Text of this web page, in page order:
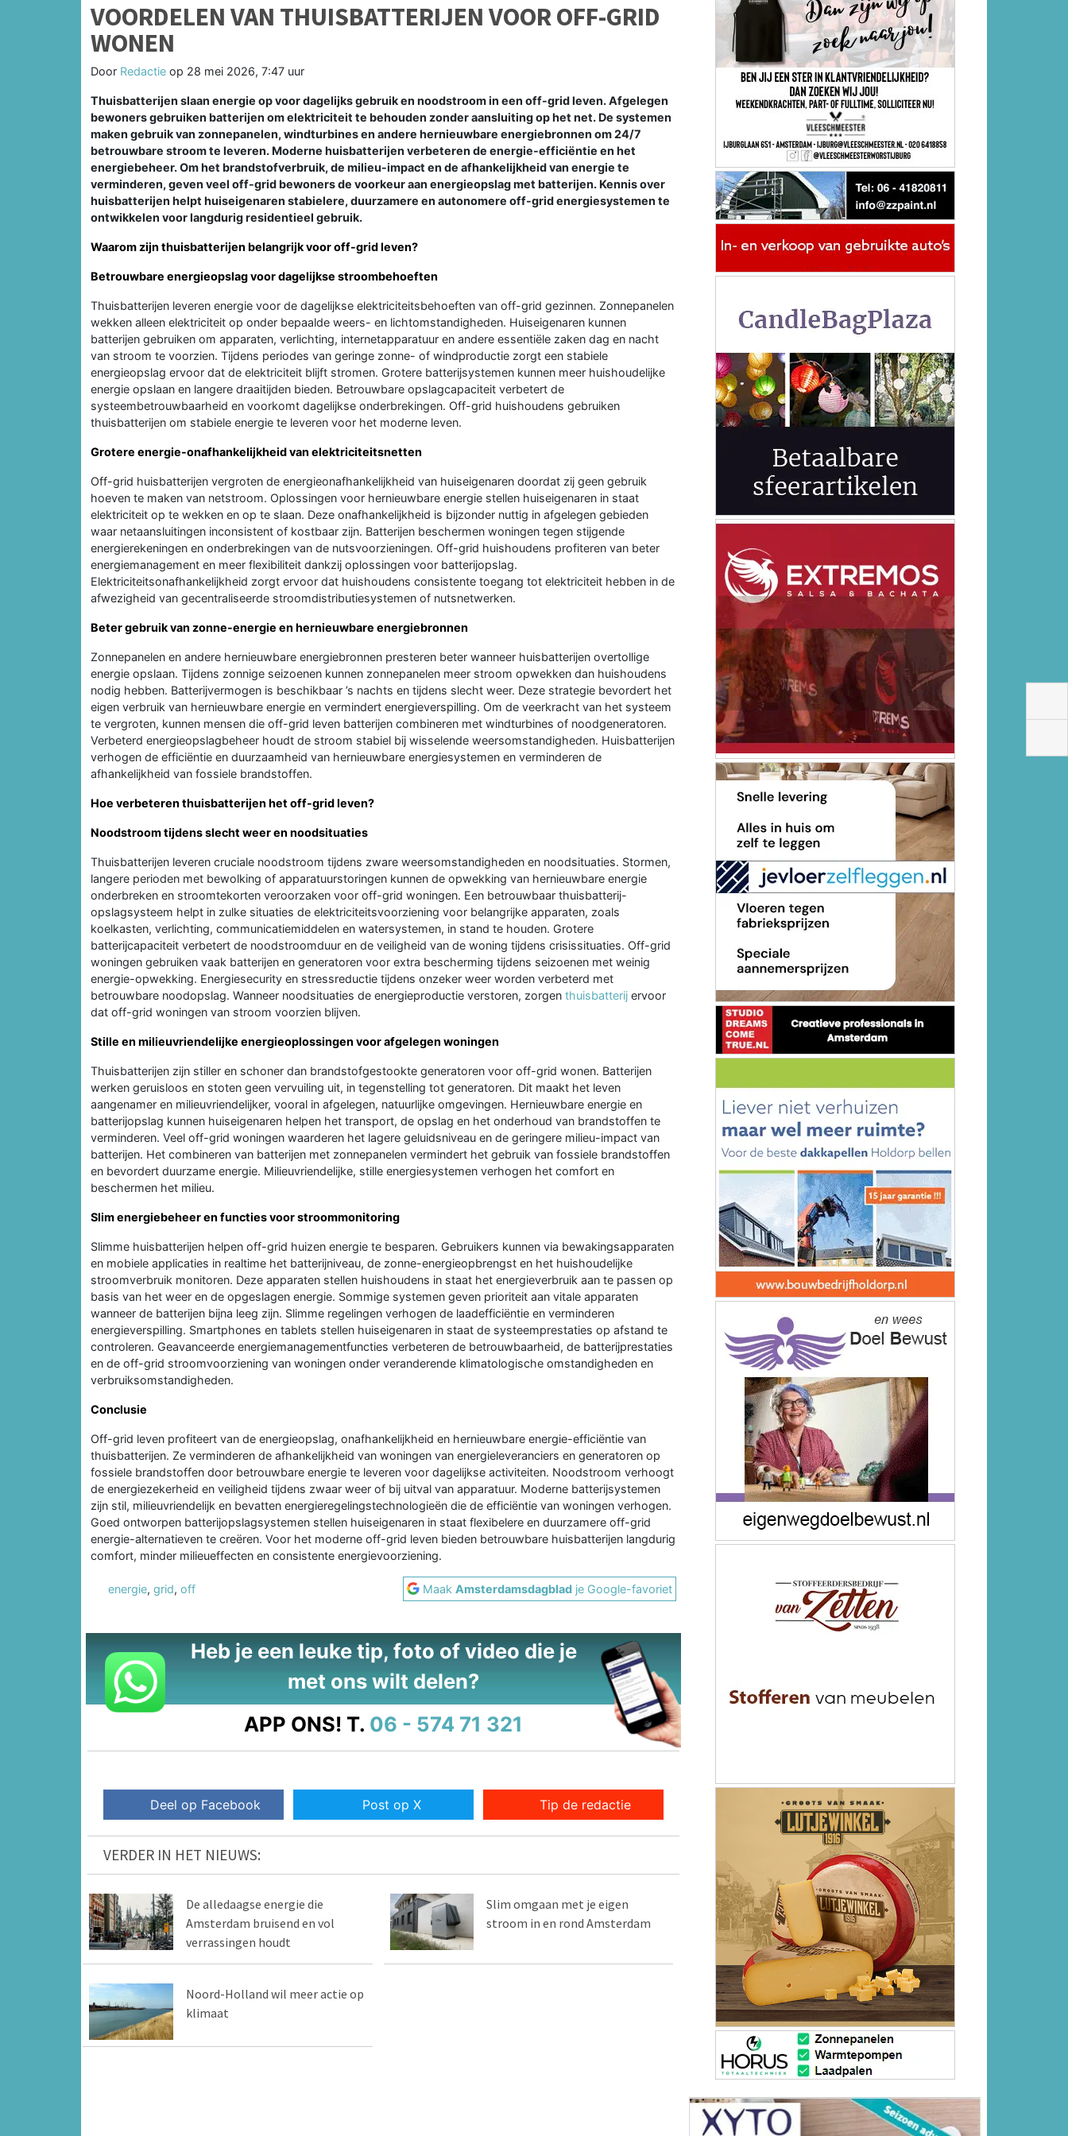
VOORDELEN VAN THUISBATTERIJEN VOOR OFF-GRID
WONEN
Door Redactie op 28 mei 2026, 7:47 uur
Thuisbatterijen slaan energie op voor dagelijks gebruik en noodstroom in een off-grid leven. Afgelegen
bewoners gebruiken batterijen om elektriciteit te behouden zonder aansluiting op het net. De systemen
maken gebruik van zonnepanelen, windturbines en andere hernieuwbare energiebronnen om 24/7
betrouwbare stroom te leveren. Moderne huisbatterijen verbeteren de energie-efficiëntie en het
energiebeheer. Om het brandstofverbruik, de milieu-impact en de afhankelijkheid van energie te
verminderen, geven veel off-grid bewoners de voorkeur aan energieopslag met batterijen. Kennis over
huisbatterijen helpt huiseigenaren stabielere, duurzamere en autonomere off-grid energiesystemen te
ontwikkelen voor langdurig residentieel gebruik.
Waarom zijn thuisbatterijen belangrijk voor off-grid leven?
Betrouwbare energieopslag voor dagelijkse stroombehoeften
Thuisbatterijen leveren energie voor de dagelijkse elektriciteitsbehoeften van off-grid gezinnen. Zonnepanelen
wekken alleen elektriciteit op onder bepaalde weers- en lichtomstandigheden. Huiseigenaren kunnen
batterijen gebruiken om apparaten, verlichting, internetapparatuur en andere essentiële zaken dag en nacht
van stroom te voorzien. Tijdens periodes van geringe zonne- of windproductie zorgt een stabiele
energieopslag ervoor dat de elektriciteit blijft stromen. Grotere batterijsystemen kunnen meer huishoudelijke
energie opslaan en langere draaitijden bieden. Betrouwbare opslagcapaciteit verbetert de
systeembetrouwbaarheid en voorkomt dagelijkse onderbrekingen. Off-grid huishoudens gebruiken
thuisbatterijen om stabiele energie te leveren voor het moderne leven.
Grotere energie-onafhankelijkheid van elektriciteitsnetten
Off-grid huisbatterijen vergroten de energieonafhankelijkheid van huiseigenaren doordat zij geen gebruik
hoeven te maken van netstroom. Oplossingen voor hernieuwbare energie stellen huiseigenaren in staat
elektriciteit op te wekken en op te slaan. Deze onafhankelijkheid is bijzonder nuttig in afgelegen gebieden
waar netaansluitingen inconsistent of kostbaar zijn. Batterijen beschermen woningen tegen stijgende
energierekeningen en onderbrekingen van de nutsvoorzieningen. Off-grid huishoudens profiteren van beter
energiemanagement en meer flexibiliteit dankzij oplossingen voor batterijopslag.
Elektriciteitsonafhankelijkheid zorgt ervoor dat huishoudens consistente toegang tot elektriciteit hebben in de
afwezigheid van gecentraliseerde stroomdistributiesystemen of nutsnetwerken.
Beter gebruik van zonne-energie en hernieuwbare energiebronnen
Zonnepanelen en andere hernieuwbare energiebronnen presteren beter wanneer huisbatterijen overtollige
energie opslaan. Tijdens zonnige seizoenen kunnen zonnepanelen meer stroom opwekken dan huishoudens
nodig hebben. Batterijvermogen is beschikbaar ’s nachts en tijdens slecht weer. Deze strategie bevordert het
eigen verbruik van hernieuwbare energie en vermindert energieverspilling. Om de veerkracht van het systeem
te vergroten, kunnen mensen die off-grid leven batterijen combineren met windturbines of noodgeneratoren.
Verbeterd energieopslagbeheer houdt de stroom stabiel bij wisselende weersomstandigheden. Huisbatterijen
verhogen de efficiëntie en duurzaamheid van hernieuwbare energiesystemen en verminderen de
afhankelijkheid van fossiele brandstoffen.
Hoe verbeteren thuisbatterijen het off-grid leven?
Noodstroom tijdens slecht weer en noodsituaties
Thuisbatterijen leveren cruciale noodstroom tijdens zware weersomstandigheden en noodsituaties. Stormen,
langere perioden met bewolking of apparatuurstoringen kunnen de opwekking van hernieuwbare energie
onderbreken en stroomtekorten veroorzaken voor off-grid woningen. Een betrouwbaar thuisbatterij-
opslagsysteem helpt in zulke situaties de elektriciteitsvoorziening voor belangrijke apparaten, zoals
koelkasten, verlichting, communicatiemiddelen en watersystemen, in stand te houden. Grotere
batterijcapaciteit verbetert de noodstroomduur en de veiligheid van de woning tijdens crisissituaties. Off-grid
woningen gebruiken vaak batterijen en generatoren voor extra bescherming tijdens seizoenen met weinig
energie-opwekking. Energiesecurity en stressreductie tijdens onzeker weer worden verbeterd met
betrouwbare noodopslag. Wanneer noodsituaties de energieproductie verstoren, zorgen thuisbatterij ervoor
dat off-grid woningen van stroom voorzien blijven.
Stille en milieuvriendelijke energieoplossingen voor afgelegen woningen
Thuisbatterijen zijn stiller en schoner dan brandstofgestookte generatoren voor off-grid wonen. Batterijen
werken geruisloos en stoten geen vervuiling uit, in tegenstelling tot generatoren. Dit maakt het leven
aangenamer en milieuvriendelijker, vooral in afgelegen, natuurlijke omgevingen. Hernieuwbare energie en
batterijopslag kunnen huiseigenaren helpen het transport, de opslag en het onderhoud van brandstoffen te
verminderen. Veel off-grid woningen waarderen het lagere geluidsniveau en de geringere milieu-impact van
batterijen. Het combineren van batterijen met zonnepanelen vermindert het gebruik van fossiele brandstoffen
en bevordert duurzame energie. Milieuvriendelijke, stille energiesystemen verhogen het comfort en
beschermen het milieu.
Slim energiebeheer en functies voor stroommonitoring
Slimme huisbatterijen helpen off-grid huizen energie te besparen. Gebruikers kunnen via bewakingsapparaten
en mobiele applicaties in realtime het batterijniveau, de zonne-energieopbrengst en het huishoudelijke
stroomverbruik monitoren. Deze apparaten stellen huishoudens in staat het energieverbruik aan te passen op
basis van het weer en de opgeslagen energie. Sommige systemen geven prioriteit aan vitale apparaten
wanneer de batterijen bijna leeg zijn. Slimme regelingen verhogen de laadefficiëntie en verminderen
energieverspilling. Smartphones en tablets stellen huiseigenaren in staat de systeemprestaties op afstand te
controleren. Geavanceerde energiemanagementfuncties verbeteren de betrouwbaarheid, de batterijprestaties
en de off-grid stroomvoorziening van woningen onder veranderende klimatologische omstandigheden en
verbruiksomstandigheden.
Conclusie
Off-grid leven profiteert van de energieopslag, onafhankelijkheid en hernieuwbare energie-efficiëntie van
thuisbatterijen. Ze verminderen de afhankelijkheid van woningen van energieleveranciers en generatoren op
fossiele brandstoffen door betrouwbare energie te leveren voor dagelijkse activiteiten. Noodstroom verhoogt
de energiezekerheid en veiligheid tijdens zwaar weer of bij uitval van apparatuur. Moderne batterijsystemen
zijn stil, milieuvriendelijk en bevatten energieregelingstechnologieën die de efficiëntie van woningen verhogen.
Goed ontworpen batterijopslagsystemen stellen huiseigenaren in staat flexibelere en duurzamere off-grid
energie-alternatieven te creëren. Voor het moderne off-grid leven bieden betrouwbare huisbatterijen langdurig
comfort, minder milieueffecten en consistente energievoorziening.
energie, grid, off MaakAmsterdamsdagblad je Google-favoriet
Heb je een leuke tip, foto of video die je
met ons wilt delen?
APP ONS! T. 06 - 574 71 321
Deel op Facebook Post op X Tip de redactie
VERDER IN HET NIEUWS:
De alledaagse energie die
Amsterdam bruisend en vol
verrassingen houdt
Slim omgaan met je eigen
stroom in en rond Amsterdam
Noord-Holland wil meer actie op
klimaat